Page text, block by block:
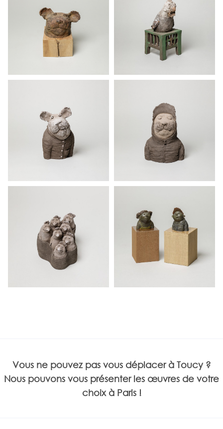
Vous ne pouvez pas vous déplacer à Toucy ?
Nous pouvons vous présenter les œuvres de votre
choix à Paris !